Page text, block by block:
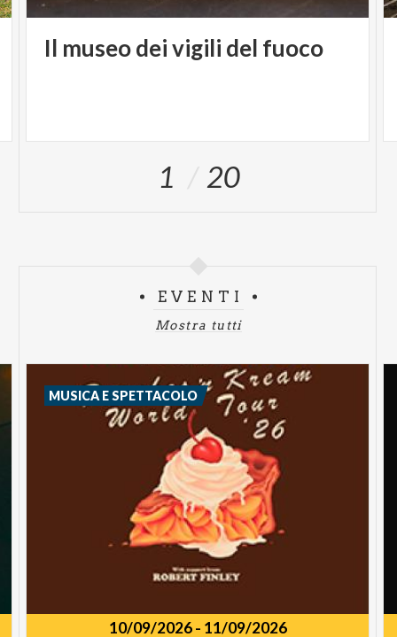
Il museodeivigili del fuoco
1 20
EVENTI
Mostra tutti
10/09/2026- 11/09/2026
MUSICA E SPETTACOLO